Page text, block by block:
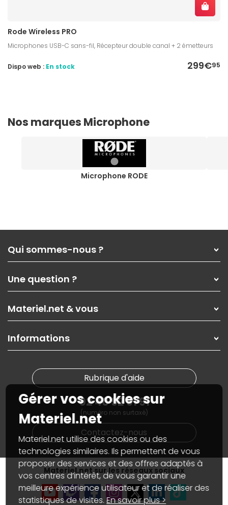
Rode Wireless PRO
Microphones USB-C sans-fil, Récepteur double canal + 2 émetteurs
299€95
Dispo web : En stock
Nos marques Microphone
Microphone RODE
Qui sommes-nous ?
Nos services
Les magasins Materiel.net
Nos solutions pour les pros
Contactez-nous
Une question ?
Paiement, livraison
Garanties,Pack Zen
SAV, demander un retour
Informations
Materiel.net & vous
On rachète votre carte graphique
PC sur mesure : Votre RDV personnalisé
Materiel.net recrute
Notre programme d'affiliation
Partenariat & Sponsoring
Informations
Nos marques
Conditions générales de vente
Marketplace
Informations légales
Données personnellesetcookies
Gérer vos cookies
Accessibilité : non conforme
Rubrique d'aide
02 40 92 91 91
(numéro non surtaxé)
Contactez-nous
Materiel.net sur les réseaux sociaux
Gérer vos cookies sur
Materiel.net
Materiel.net utilise des cookies ou des
technologies similaires. Ils permettent de vous
proposer des services et des offres adaptés à
vos centres d’intérêt, de vous garantir une
meilleure expérience utilisateur et de réaliser des
statistiques de visites.En savoir plus >